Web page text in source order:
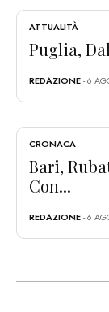
ATTUALITÀ
Puglia,
REDAZIONE- 6
CRONACA
Bari,
Con...
REDAZIONE- 6